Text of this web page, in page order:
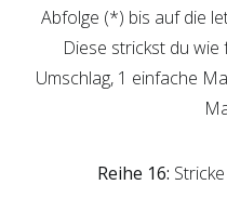
Abfolge (*) bis auf die
Diese strickst du wie
Umschlag, 1 einfache
Reihe 16: